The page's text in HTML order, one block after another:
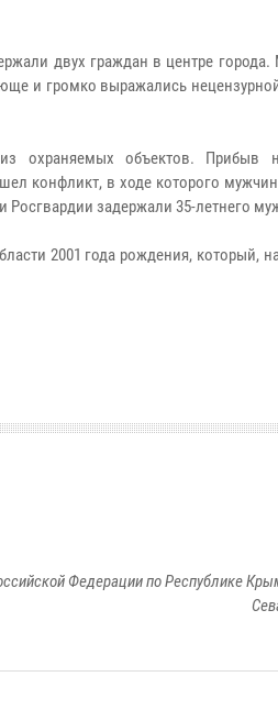
двух граждан в центре
и громко выражались
охраняемых объектов. Прибыв
конфликт, в ходе которого
Росгвардии задержали 35-летнего
2001 года рождения, который,
Федерации по Республике